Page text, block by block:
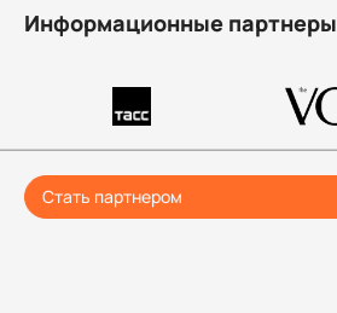
Информационные партнеры
Стать партнером